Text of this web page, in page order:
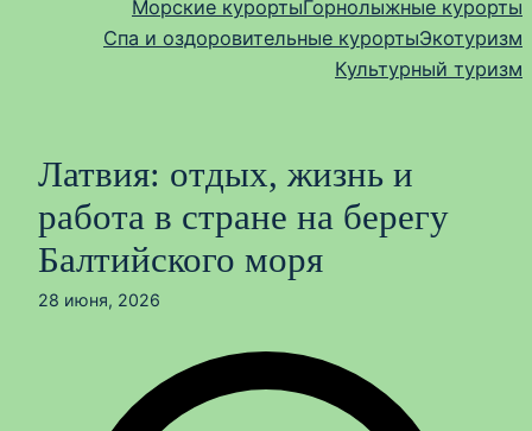
Морские курортыГорнолыжные курорты
Спа и оздоровительные курортыЭкотуризм
Культурный туризм
Латвия: отдых, жизнь и
работа в стране на берегу
Балтийского моря
28 июня, 2026